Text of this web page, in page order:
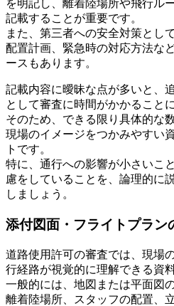
を明記し、離着陸場所や飛行ル
記載することが重要です。
また、第三者への安全対策とし
配置計画、緊急時の対応方法な
ースもあります。
記載内容に曖昧な点が多いと、
として審査に時間がかかること
そのため、できる限り具体的な
現場のイメージをつかみやすい
トです。
特に、通行への影響が小さいこ
慮をしていることを、論理的に
しましょう。
添付図面・フライトプラン
道路使用許可の審査では、現場
行経路が視覚的に理解できる資
一般的には、地図または平面図
離着陸場所、スタッフの配置、